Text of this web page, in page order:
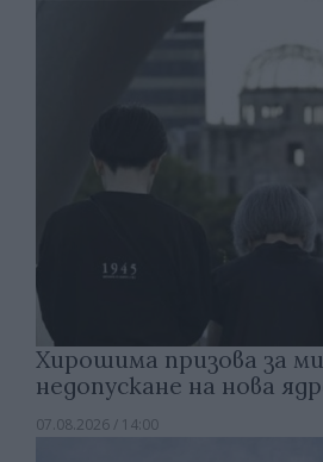
Хирошима призова за
недопускане на нова
07.08.2026 / 14:00